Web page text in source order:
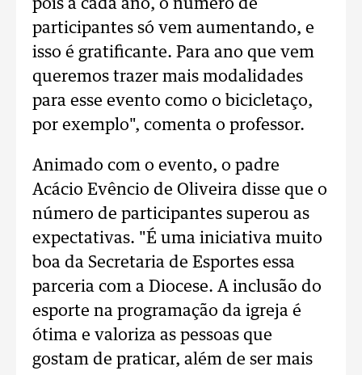
pois a cada ano, o número de
participantes só vem aumentando, e
isso é gratificante. Para ano que vem
queremos trazer mais modalidades
para esse evento como o bicicletaço,
por exemplo", comenta o professor.
Animado com o evento, o padre
Acácio Evêncio de Oliveira disse que o
número de participantes superou as
expectativas. "É uma iniciativa muito
boa da Secretaria de Esportes essa
parceria com a Diocese. A inclusão do
esporte na programação da igreja é
ótima e valoriza as pessoas que
gostam de praticar, além de ser mais